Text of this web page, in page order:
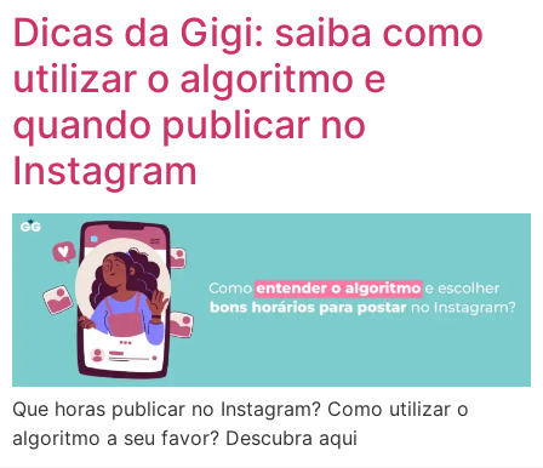
Dicas da Gigi: saiba como
utilizar o algoritmo e
quando publicar no
Instagram
Que horas publicar no Instagram? Como utilizar o
algoritmo a seu favor? Descubra aqui